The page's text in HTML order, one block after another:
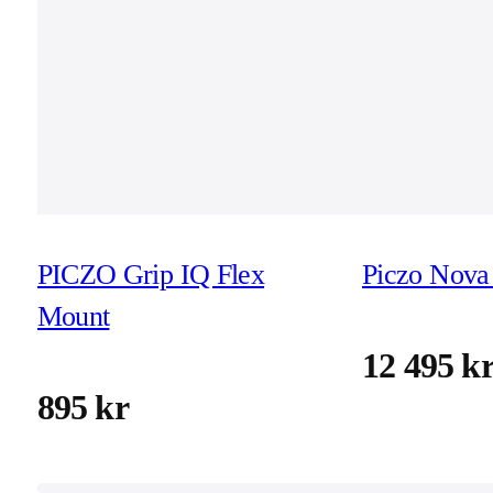
PICZO Grip IQ Flex
Mount
895 kr
Piczo
12 495